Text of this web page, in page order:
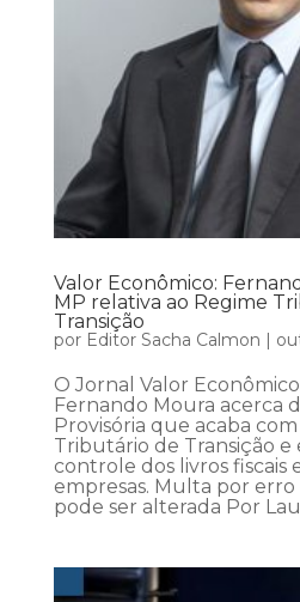
Valor Econômico:
MP relativa ao Regime
Transição
por Editor Sacha Calmon |
O Jornal Valor
Fernando Moura acerca
Provisória que acaba
Tributário de Transição e
controle dos livros fiscais
empresas. Multa por erro
pode ser alterada Por